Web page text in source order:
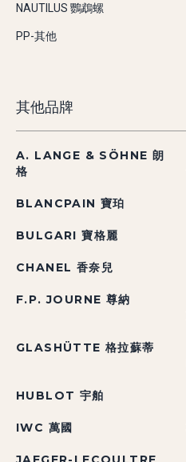
NAUTILUS 鸚鵡螺
PP-其他
其他品牌
A. LANGE & SÖHNE 朗
格
BLANCPAIN 寶珀
BULGARI 寶格麗
CHANEL 香奈兒
F.P. JOURNE 尊納
GLASHÜTTE 格拉蘇蒂
HUBLOT 宇舶
IWC 萬國